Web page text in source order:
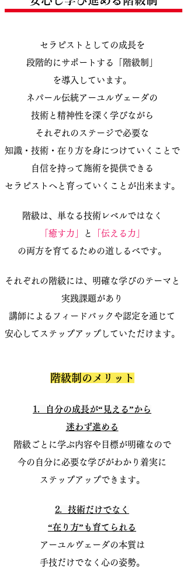
セラピストとしての成長を
段階的にサポートする
「階級制」
を導入しています。
ネパール伝統アーユルヴェーダの
技術と精神性を深く学びながら
それぞれのステージで必要な
知識・技術・在り方を身につけていくことで
自信を持って施術を提供できる
セラピストへと育っていくことが出来ます。
階級は、単なる技術レベルではなく
「癒す力」
と
「伝える力」
の両方を育てるための道しるべです。
それぞれの階級には、明確な学びのテーマと
実践課題があり
講師によるフィードバックや認定を通じて
安心してステップアップしていただけます。
階級制のメリット
1. 自分の成長が“見える”から
迷わず進める
階級ごとに学ぶ内容や目標が明確なので
今の自分に必要な学びがわかり 着実に
ステップアップできます。
2. 技術だけでなく
“在り方”も育てられる
アーユルヴェーダの本質は
手技だけでなく心の姿勢。